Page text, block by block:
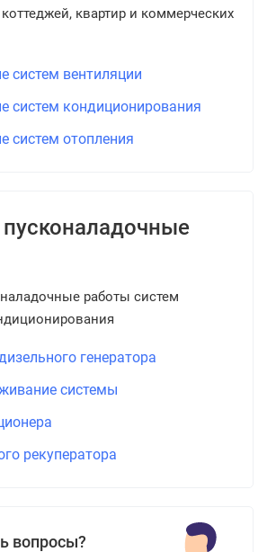
квартир и коммерческих
систем вентиляции
систем кондиционирования
систем отопления
работы систем
генератора
системы
рекуператора
вопросы?